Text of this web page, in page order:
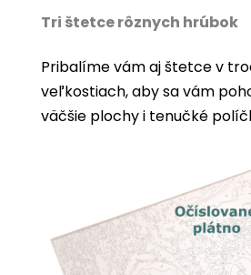
Tri štetce rôznych hrúbok
Pribalíme vám aj štetce v
veľkostiach, aby sa vám
väčšie plochy i tenučké